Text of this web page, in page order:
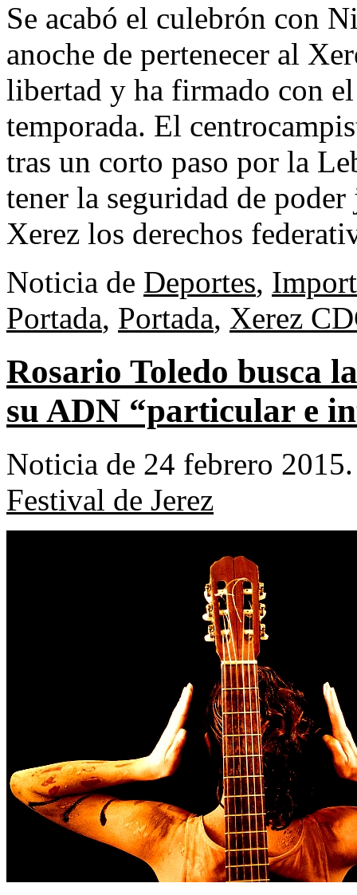
Se acabó el culebrón con
anoche de pertenecer al
libertad y ha firmado con
temporada. El
tras un corto paso por la
tener la seguridad de
Xerez los derechos
Noticia de Deportes,
Portada, Portada, Xerez CD
Rosario Toledo busca
su ADN “particular e
Noticia de 24 febrero
Festival de Jerez